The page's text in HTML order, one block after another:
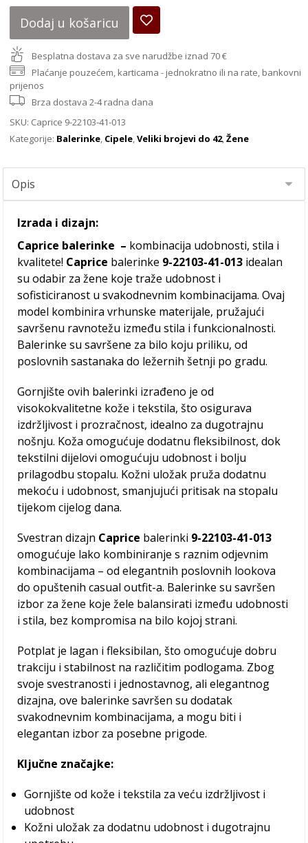
Dodaj u košaricu
Besplatna dostava za sve narudžbe iznad 70 €
Plaćanje pouzećem, karticama - jednokratno ili na rate, bankovni
prijenos
Brza dostava 2-4 radna dana
SKU: Caprice 9-22103-41-013
Kategorije: Balerinke, Cipele,Veliki brojevi do 42,Žene
Izrada i dizajn:
Caprice balerinke – kombinacija udobnosti, stila i
kvalitete! Caprice balerinke 9-22103-41-013 idealan
su odabir za žene koje traže udobnost i
sofisticiranost u svakodnevnim kombinacijama. Ovaj
model kombinira vrhunske materijale, pružajući
savršenu ravnotežu između stila i funkcionalnosti.
Balerinke su savršene za bilo koju priliku, od
poslovnih sastanaka do ležernih šetnji po gradu.
Gornjište ovih balerinki izrađeno je od
visokokvalitetne kože i tekstila, što osigurava
izdržljivost i prozračnost, idealno za dugotrajnu
nošnju. Koža omogućuje dodatnu fleksibilnost, dok
tekstilni dijelovi omogućuju udobnost i bolju
prilagodbu stopalu. Kožni uložak pruža dodatnu
mekoću i udobnost, smanjujući pritisak na stopalu
tijekom cijelog dana.
Svestran dizajn Caprice balerinki 9-22103-41-013
omogućuje lako kombiniranje s raznim odjevnim
kombinacijama – od elegantnih poslovnih lookova
do opuštenih casual outfit-a. Balerinke su savršen
izbor za žene koje žele balansirati između udobnosti
i stila, bez kompromisa na bilo kojoj strani.
Potplat je lagan i fleksibilan, što omogućuje dobru
trakciju i stabilnost na različitim podlogama. Zbog
svoje svestranosti i jednostavnog, ali elegantnog
dizajna, ove balerinke savršen su dodatak
svakodnevnim kombinacijama, a mogu biti i
elegantan izbor za posebne prigode.
Ključne značajke:
Gornjište od kože i tekstila za veću izdržljivost i
udobnost
Kožni uložak za dodatnu udobnost i dugotrajnu